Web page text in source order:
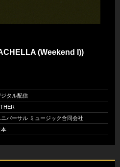
(Weekend I))
ジタル配信
ニバーサル ミュージック合同会社
本